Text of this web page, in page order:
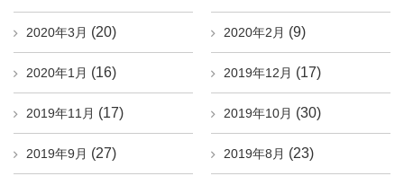
2020年3月 (20) 2020年2月 (9)
2020年1月 (16) 2019年12月 (17)
2019年11月 (17) 2019年10月 (30)
2019年9月 (27) 2019年8月 (23)